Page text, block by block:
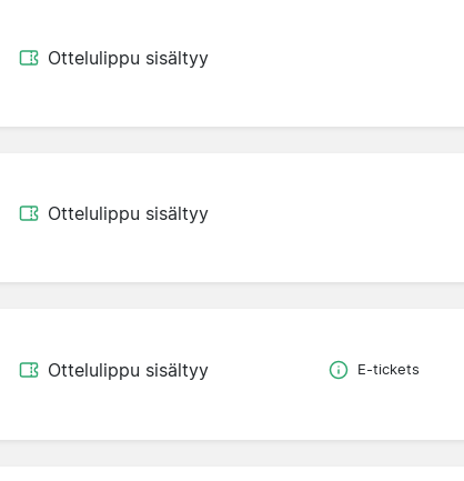
Ottelulippu sisältyy
Ottelulippu sisältyy
Ottelulippu sisältyy E-tickets